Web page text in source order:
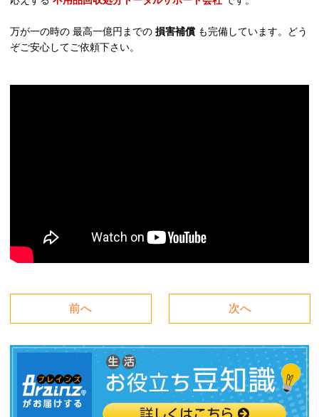
万が一の時の 最高一億円までの 損害補償 も完備しています。どう
ぞご安心してご依頼下さい。
前へ 次へ